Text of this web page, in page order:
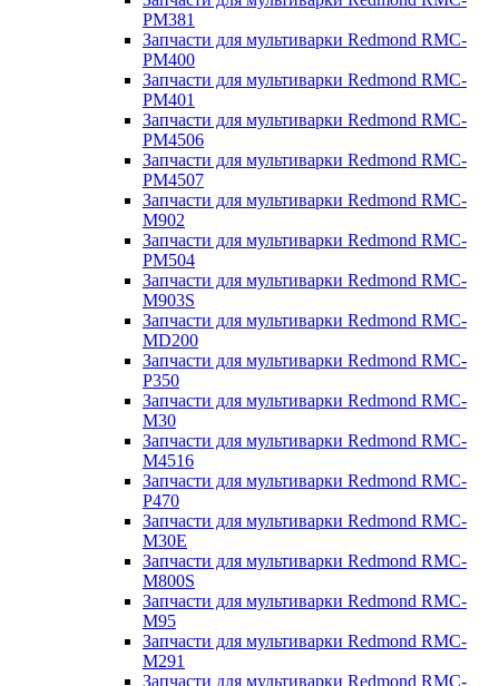
PM381
Запчасти для мультиварки Redmond RMC-
PM400
Запчасти для мультиварки Redmond RMC-
PM401
Запчасти для мультиварки Redmond RMC-
PM4506
Запчасти для мультиварки Redmond RMC-
PM4507
Запчасти для мультиварки Redmond RMC-
M902
Запчасти для мультиварки Redmond RMC-
PM504
Запчасти для мультиварки Redmond RMC-
M903S
Запчасти для мультиварки Redmond RMC-
MD200
Запчасти для мультиварки Redmond RMC-
P350
Запчасти для мультиварки Redmond RMC-
M30
Запчасти для мультиварки Redmond RMC-
M4516
Запчасти для мультиварки Redmond RMC-
P470
Запчасти для мультиварки Redmond RMC-
M30E
Запчасти для мультиварки Redmond RMC-
M800S
Запчасти для мультиварки Redmond RMC-
M95
Запчасти для мультиварки Redmond RMC-
M291
Запчасти для мультиварки Redmond RMC-